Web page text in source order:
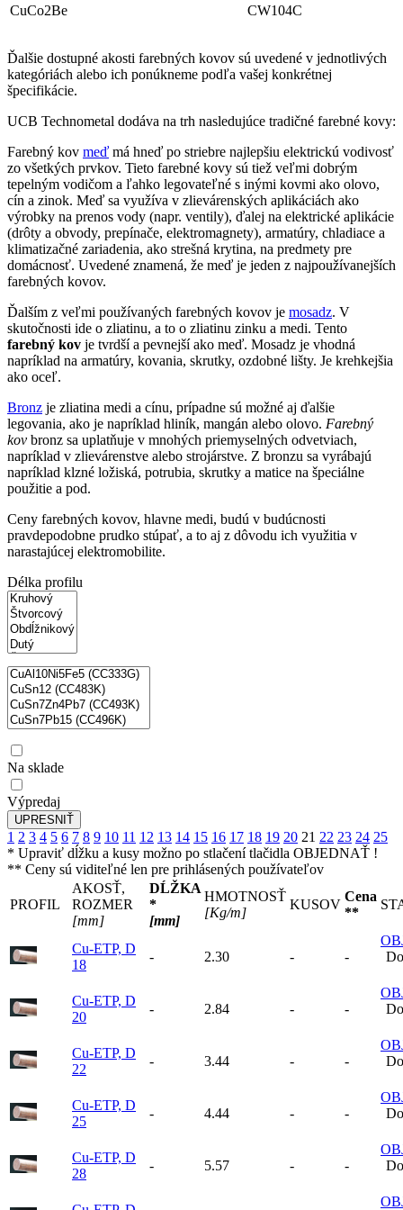
CuCo2Be CW104C
Ďalšie dostupné akosti farebných kovov sú uvedené v jednotlivých
kategóriách alebo ich ponúkneme podľa vašej konkrétnej
špecifikácie.
UCB Technometal dodáva na trh nasledujúce tradičné farebné kovy:
Farebný kov meď má hneď po striebre najlepšiu elektrickú vodivosť
zo všetkých prvkov. Tieto farebné kovy sú tiež veľmi dobrým
tepelným vodičom a ľahko legovateľné s inými kovmi ako olovo,
cín a zinok. Meď sa využíva v zlievárenských aplikáciách ako
výrobky na prenos vody (napr. ventily), ďalej na elektrické aplikácie
(drôty a obvody, prepínače, elektromagnety), armatúry, chladiace a
klimatizačné zariadenia, ako strešná krytina, na predmety pre
domácnosť. Uvedené znamená, že meď je jeden z najpoužívanejších
farebných kovov.
Ďalším z veľmi používaných farebných kovov je mosadz. V
skutočnosti ide o zliatinu, a to o zliatinu zinku a medi. Tento
farebný kov je tvrdší a pevnejší ako meď. Mosadz je vhodná
napríklad na armatúry, kovania, skrutky, ozdobné lišty. Je krehkejšia
ako oceľ.
Bronz je zliatina medi a cínu, prípadne sú možné aj ďalšie
legovania, ako je napríklad hliník, mangán alebo olovo. Farebný
kov bronz sa uplatňuje v mnohých priemyselných odvetviach,
napríklad v zlievárenstve alebo strojárstve. Z bronzu sa vyrábajú
napríklad klzné ložiská, potrubia, skrutky a matice na špeciálne
použitie a pod.
Ceny farebných kovov, hlavne medi, budú v budúcnosti
pravdepodobne prudko stúpať, a to aj z dôvodu ich využitia v
narastajúcej elektromobilite.
Délka profilu
Na sklade
Výpredaj
1 2 3 4 5 6 7 8 9 10 11 12 13 14 15 16 17 18 19 20 21 22 23 24 25
* Upraviť dĺžku a kusy možno po stlačení tlačidla OBJEDNAŤ !
** Ceny sú viditeľné len pre prihlásených používateľov
PROFIL
AKOSŤ,
ROZMER
[mm]
DĹŽKA
*
[mm]
HMOTNOSŤ
[Kg/m]
KUSOV
Cena
**
Cu-ETP, D
18
- 2.30 - -
Cu-ETP, D
20
- 2.84 - -
Cu-ETP, D
22
- 3.44 - -
Cu-ETP, D
25
- 4.44 - -
Cu-ETP, D
28
- 5.57 - -